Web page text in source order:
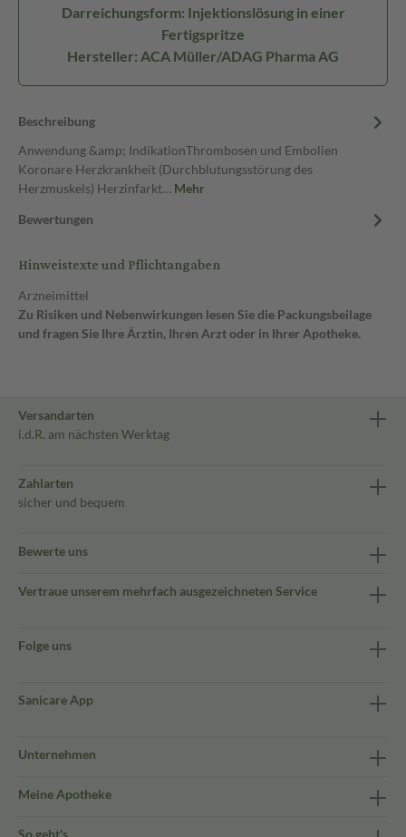
Darreichungsform: Injektionslösung in einer
Fertigspritze
Hersteller: ACA Müller/ADAG Pharma AG
Beschreibung
Anwendung &amp; IndikationThrombosen und Embolien
Koronare Herzkrankheit (Durchblutungsstörung des
Herzmuskels) Herzinfarkt… Mehr
Bewertungen
Hinweistexte und Pflichtangaben
Arzneimittel
Zu Risiken und Nebenwirkungen lesen Sie die Packungsbeilage
und fragen Sie Ihre Ärztin, Ihren Arzt oder in Ihrer Apotheke.
Versandarten
i.d.R. am nächsten Werktag
Zahlarten
sicher und bequem
Bewerte uns
Vertraue unserem mehrfach ausgezeichneten Service
Folge uns
Sanicare App
Unternehmen
Meine Apotheke
So geht's